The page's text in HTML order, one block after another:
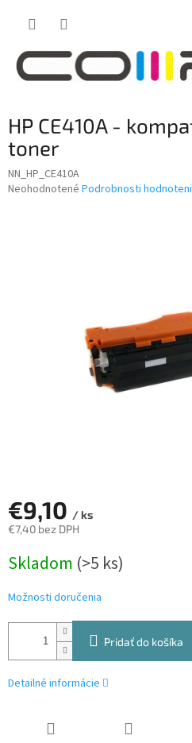
HP CE410A -
toner
NN_HP_CE410A
Priemerné
Neohodnotené Podrobnosti
€9,10 / ks
€7,40 bez DPH
cena:
Skladom (>5 ks)
Možnosti doručenia
Pridať do košíka
Detailné informácie